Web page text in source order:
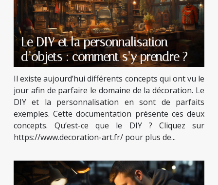
Le DIY et la personnalisation
d’objets : comment s’y prendre ?
Il existe aujourd’hui différents concepts qui ont vu le
jour afin de parfaire le domaine de la décoration. Le
DIY et la personnalisation en sont de parfaits
exemples. Cette documentation présente ces deux
concepts. Qu’est-ce que le DIY ? Cliquez sur
https://www.decoration-art.fr/ pour plus de...